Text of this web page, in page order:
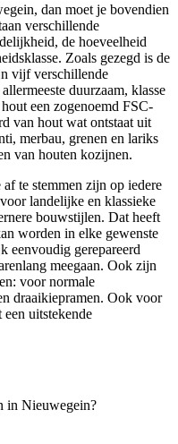
dan moet je bovendien
verschillende
de hoeveelheid
Zoals gezegd is de
vijf verschillende
duurzaam, klasse
een zogenoemd FSC-
van hout wat ontstaat uit
merbau, grenen en lariks
van houten kozijnen.
te stemmen zijn op iedere
landelijke en klassieke
bouwstijlen. Dat heeft
worden in elke gewenste
eenvoudig gerepareerd
meegaan. Ook zijn
voor normale
draaikiepramen. Ook voor
uitstekende
in Nieuwegein?